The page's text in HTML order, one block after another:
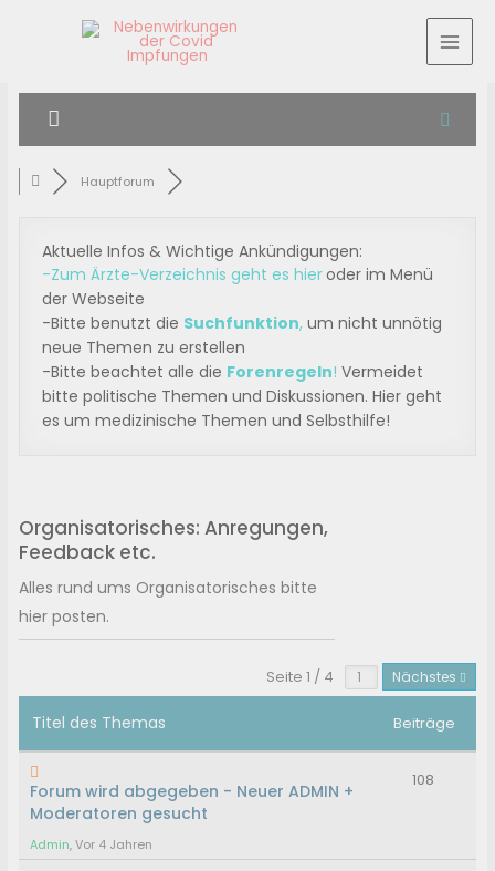
Hauptforum
Aktuelle Infos & Wichtige Ankündigungen:
-Zum Ärzte-Verzeichnis geht es hieroder im Menü
der Webseite
-Bitte benutzt die Suchfunktion, um nicht unnötig
neue Themen zu erstellen
-Bitte beachtet alle die Forenregeln!Vermeidet
bitte politische Themen und Diskussionen. Hier geht
es um medizinische Themen und Selbsthilfe!
Organisatorisches: Anregungen,
Feedback etc.
Alles rund ums Organisatorisches bitte
hier posten.
Seite 1 / 4 Nächstes
Titel des Themas Beiträge
Forum wird abgegeben - Neuer ADMIN +
Moderatoren gesucht
Admin, Vor 4 Jahren
108